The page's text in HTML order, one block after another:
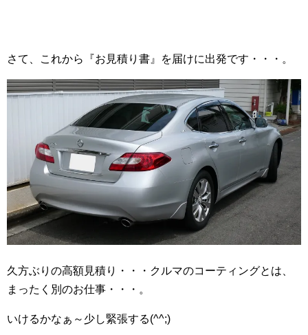
さて、これから『お見積り書』を届けに出発です・・・。
久方ぶりの高額見積り・・・クルマのコーティングとは、
まったく別のお仕事・・・。
いけるかなぁ～少し緊張する(^^;)ゞ